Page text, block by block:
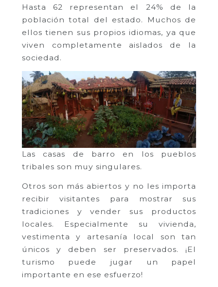
Hasta 62 representan el 24% de la
población total del estado. Muchos de
ellos tienen sus propios idiomas, ya que
viven completamente aislados de la
sociedad.
Las casas de barro en los pueblos
tribales son muy singulares.
Otros son más abiertos y no les importa
recibir visitantes para mostrar sus
tradiciones y vender sus productos
locales. Especialmente su vivienda,
vestimenta y artesanía local son tan
únicos y deben ser preservados. ¡El
turismo puede jugar un papel
importante en ese esfuerzo!